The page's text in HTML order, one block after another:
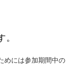
。
めには参加期間中の